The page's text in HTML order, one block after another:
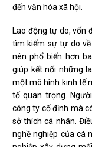
đến văn hóa xã hội.
Lao động tự do, vốn
tìm kiếm sự tự do
nên phổ biến hơn
giúp kết nối những
một mô hình kinh tế
tố quan trọng.
công ty cố định mà
sở thích cá nhân.
nghề nghiệp của cá